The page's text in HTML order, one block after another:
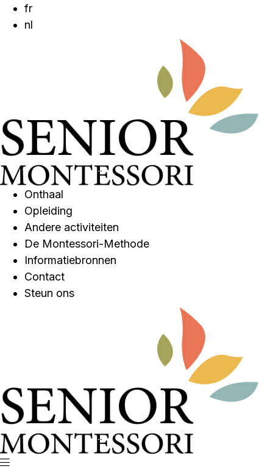
fr
nl
Onthaal
Opleiding
Andere activiteiten
De Montessori-Methode
Informatiebronnen
Contact
Steun ons